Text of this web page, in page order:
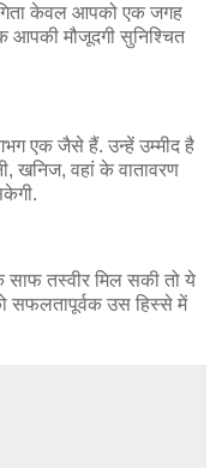
केवल आपको एक जगह
मौजूदगी सुनिश्चित
एक जैसे हैं. उन्हें उम्मीद है
खनिज, वहां के वातावरण
साफ तस्वीर मिल सकी तो ये
सफलतापूर्वक उस हिस्से में